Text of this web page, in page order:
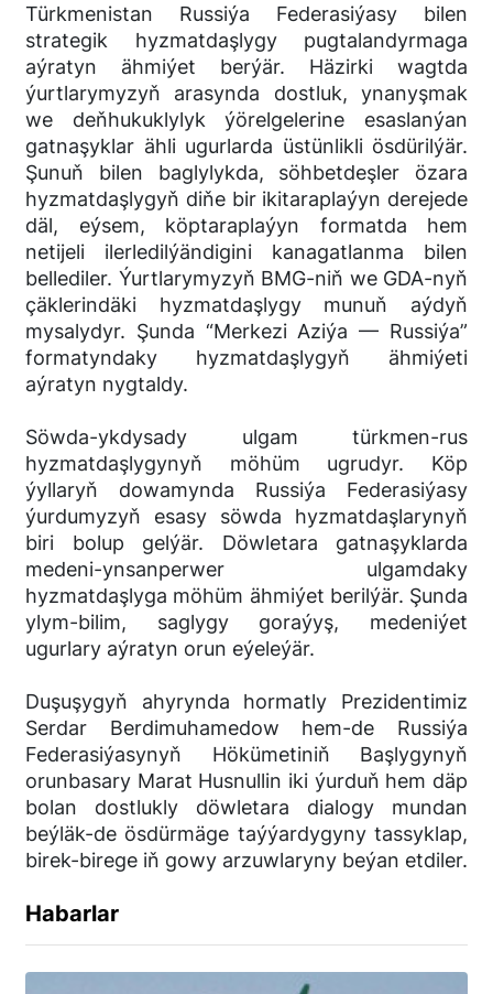
Türkmenistan Russiýa Federasiýasy bilen
strategik hyzmatdaşlygy pugtalandyrmaga
aýratyn ähmiýet berýär. Häzirki wagtda
ýurtlarymyzyň arasynda dostluk, ynanyşmak
we deňhukuklylyk ýörelgelerine esaslanýan
gatnaşyklar ähli ugurlarda üstünlikli ösdürilýär.
Şunuň bilen baglylykda, söhbetdeşler özara
hyzmatdaşlygyň diňe bir ikitaraplaýyn derejede
däl, eýsem, köptaraplaýyn formatda hem
netijeli ilerledilýändigini kanagatlanma bilen
bellediler. Ýurtlarymyzyň BMG-niň we GDA-nyň
çäklerindäki hyzmatdaşlygy munuň aýdyň
mysalydyr. Şunda “Merkezi Aziýa — Russiýa”
formatyndaky hyzmatdaşlygyň ähmiýeti
aýratyn nygtaldy.
Söwda-ykdysady ulgam türkmen-rus
hyzmatdaşlygynyň möhüm ugrudyr. Köp
ýyllaryň dowamynda Russiýa Federasiýasy
ýurdumyzyň esasy söwda hyzmatdaşlarynyň
biri bolup gelýär. Döwletara gatnaşyklarda
medeni-ynsanperwer ulgamdaky
hyzmatdaşlyga möhüm ähmiýet berilýär. Şunda
ylym-bilim, saglygy goraýyş, medeniýet
ugurlary aýratyn orun eýeleýär.
Duşuşygyň ahyrynda hormatly Prezidentimiz
Serdar Berdimuhamedow hem-de Russiýa
Federasiýasynyň Hökümetiniň Başlygynyň
orunbasary Marat Husnullin iki ýurduň hem däp
bolan dostlukly döwletara dialogy mundan
beýläk-de ösdürmäge taýýardygyny tassyklap,
birek-birege iň gowy arzuwlaryny beýan etdiler.
Habarlar